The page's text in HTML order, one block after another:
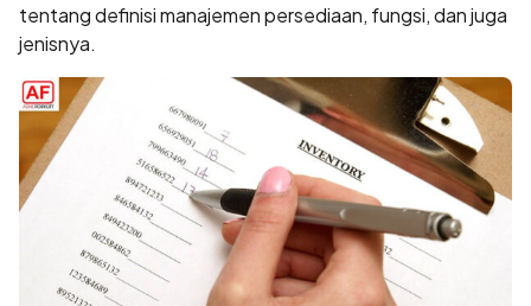
tentang definisi manajemen persediaan, fungsi, dan juga
jenisnya.